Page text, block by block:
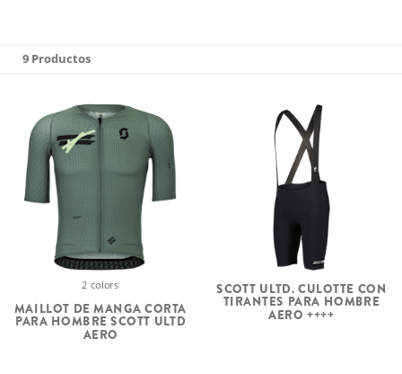
9 Productos
2 colors
MAILLOT DE MANGA CORTA
PARA HOMBRE SCOTT ULTD
AERO
SCOTT ULTD. CULOTTE CON
TIRANTES PARA HOMBRE
AERO ++++